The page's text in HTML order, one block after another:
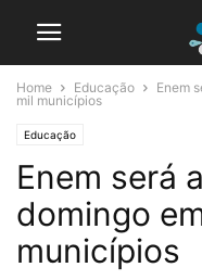
Home Educação
Enem
mil municípios
Educação
Enem será
domingo
municípios